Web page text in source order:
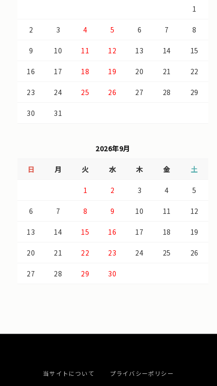
1
2 3 4 5 6 7 8
9 10 11 12 13 14 15
16 17 18 19 20 21 22
23 24 25 26 27 28 29
30 31
2026年9月
日 月 火 水 木 金 土
1 2 3 4 5
6 7 8 9 10 11 12
13 14 15 16 17 18 19
20 21 22 23 24 25 26
27 28 29 30
当サイトについて プライバシーポリシー